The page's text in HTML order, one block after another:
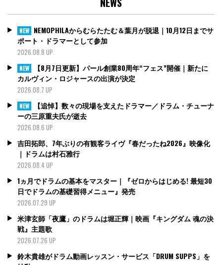
NEW NEMOPHILAからむらたたむ＆葉月が脱退｜10月12日までサ
ポート・ドラマーとして参加
2026.08.8 UP
NEW
【8月7日更新】パール創業80周年“フェス”開催｜新たに
カルヴィン・ロジャースの出演が決定
2026.08.7 UP
NEW
【追悼】数々の現場を支えたドラマー／ドラム・チューナ
ーの三原重夫氏が逝去
2026.08.6 UP
吉田拓郎、7年ぶりの有観客ライヴ『春だったね2026』映像化
｜ドラムは村石雅行
2026.08.4 UP
1ヵ月でドラムの基本をマスター｜『ゼロからはじめる! 最短30
日でドラムの基礎習得メニュー』発売
2026.07.29 UP
米津玄師「夜鷹」のドラムは堀正輝｜映画『キングダム 魂の決
戦』主題歌
2026.07.26 UP
鈴木貴雄がドラム動画レッスン・サービス「DRUM SUPPS」を